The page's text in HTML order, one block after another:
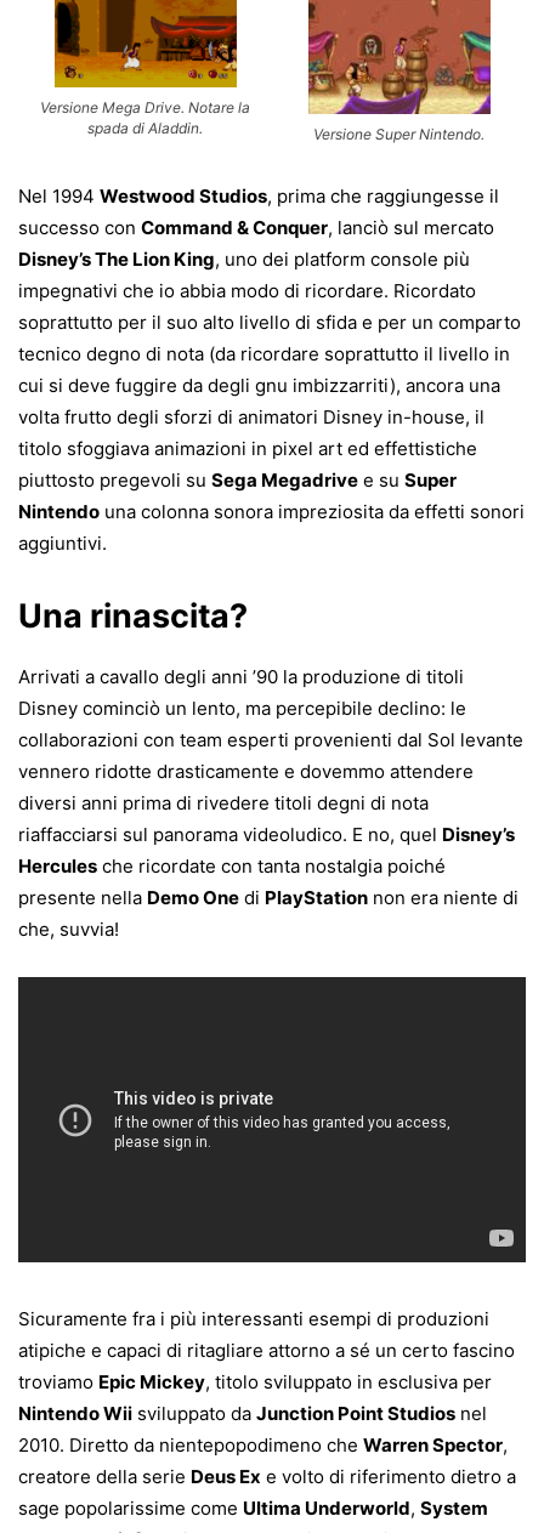
Versione Mega Drive. Notare la
spada di Aladdin.
Versione Super Nintendo.
Nel 1994 Westwood Studios, prima che raggiungesse il
successo con Command & Conquer, lanciò sul mercato
Disney’s The Lion King, uno dei platform console più
impegnativi che io abbia modo di ricordare. Ricordato
soprattutto per il suo alto livello di sfida e per un comparto
tecnico degno di nota (da ricordare soprattutto il livello in
cui si deve fuggire da degli gnu imbizzarriti), ancora una
volta frutto degli sforzi di animatori Disney in-house, il
titolo sfoggiava animazioni in pixel art ed effettistiche
piuttosto pregevoli su Sega Megadrive e su Super
Nintendo una colonna sonora impreziosita da effetti sonori
aggiuntivi.
Una rinascita?
Arrivati a cavallo degli anni ’90 la produzione di titoli
Disney cominciò un lento, ma percepibile declino: le
collaborazioni con team esperti provenienti dal Sol levante
vennero ridotte drasticamente e dovemmo attendere
diversi anni prima di rivedere titoli degni di nota
riaffacciarsi sul panorama videoludico. E no, quel Disney’s
Hercules che ricordate con tanta nostalgia poiché
presente nella Demo One di PlayStation non era niente di
che, suvvia!
Sicuramente fra i più interessanti esempi di produzioni
atipiche e capaci di ritagliare attorno a sé un certo fascino
troviamo Epic Mickey, titolo sviluppato in esclusiva per
Nintendo Wii sviluppato da Junction Point Studios nel
2010. Diretto da nientepopodimeno che Warren Spector,
creatore della serie Deus Ex e volto di riferimento dietro a
sage popolarissime come Ultima Underworld, System